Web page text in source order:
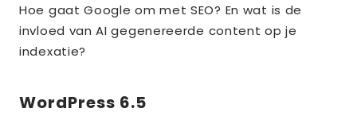
over
the_title;
Hoe gaat Google om met SEO? En wat is de
invloed van AI gegenereerde content op je
indexatie?
Lees
WordPress 6.5